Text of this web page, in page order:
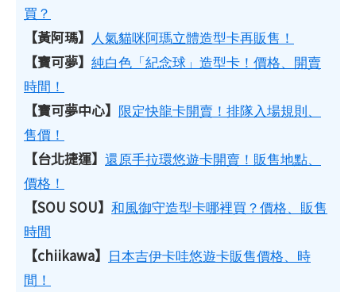
買？
【黃阿瑪】 人氣貓咪阿瑪立體造型卡再販售！
【寶可夢】 純白色「紀念球」造型卡！價格、開賣
時間！
【寶可夢中心】 限定快龍卡開賣！排隊入場規則、
售價！
【台北捷運】 還原手拉環悠遊卡開賣！販售地點、
價格！
【SOU SOU】 和風御守造型卡哪裡買？價格、販售
時間
【chiikawa】 日本吉伊卡哇悠遊卡販售價格、時
間！